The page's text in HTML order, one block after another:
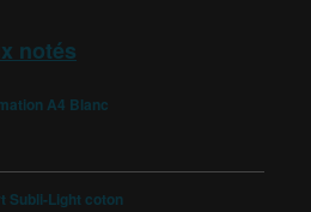
notés
A4 Blanc
Subli-Light coton